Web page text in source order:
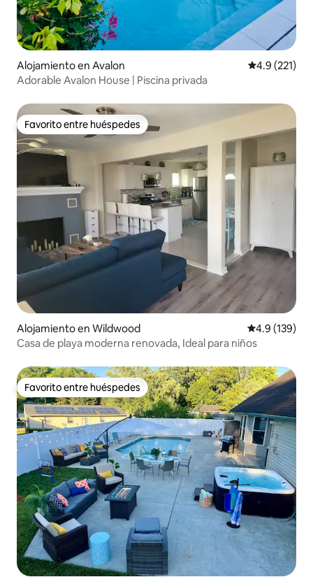
Alojamiento en Avalon Calificación
4.9 (221)
Adorable Avalon House | Piscina privada
Favorito entre huéspedes
Favorito entre huéspedes
Alojamiento en Wildwood Calificación
4.9 (139)
Casa de playa moderna renovada, Ideal para niños
Favorito entre huéspedes
Favorito entre huéspedes